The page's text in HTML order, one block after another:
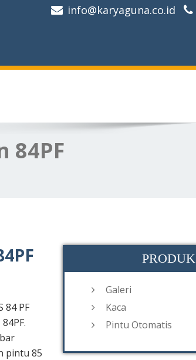
info@karyaguna.co.id
84PF
84 PF
pintu 85
PRODUK
Galeri
Kaca
Pintu Otomatis